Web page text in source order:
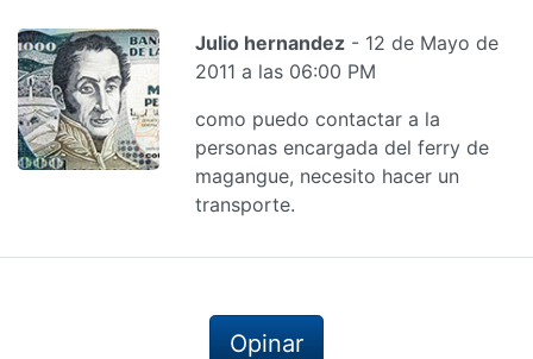
Julio hernandez - 12 de Mayo de
2011 a las 06:00 PM
como puedo contactar a la
personas encargada del ferry de
magangue, necesito hacer un
transporte.
Opinar